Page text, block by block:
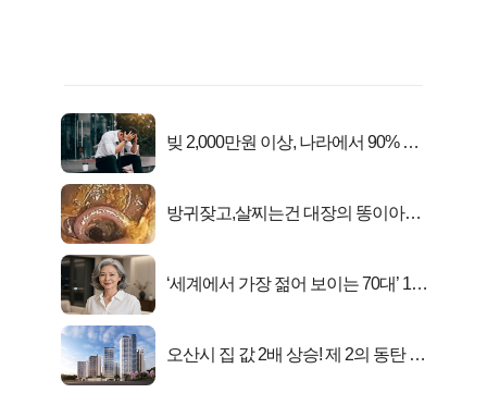
빚 2,000만원 이상, 나라에서 90% 갚
방귀잦고,살찌는건 대장의 똥이아니
‘세계에서 가장 젊어 보이는 70대’ 1위
오산시 집 값 2배 상승! 제 2의 동탄 신